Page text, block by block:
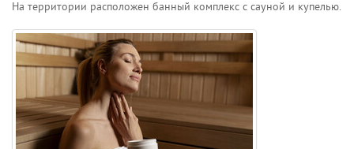
На территории расположен банный комплекс с сауной и купелью.